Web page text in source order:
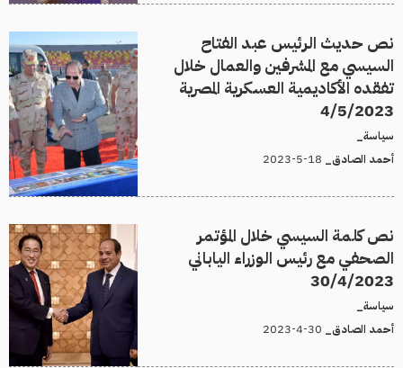
نص حديث الرئيس عبد الفتاح
السيسي مع المشرفين والعمال خلال
تفقده الأكاديمية العسكرية المصرية
4/5/2023
سياسة_
أحمد الصادق_
نص كلمة السيسي خلال المؤتمر
الصحفي مع رئيس الوزراء الياباني
30/4/2023
سياسة_
أحمد الصادق_